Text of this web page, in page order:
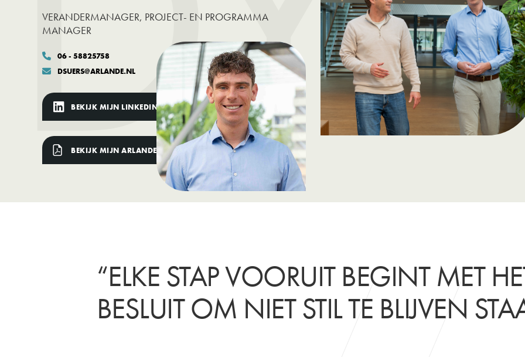
VERANDERMANAGER, PROJECT- EN PROGRAMMA
MANAGER
 06 - 58825758
 DSUERS@ARLANDE.NL
BEKIJK MIJN LINKEDIN PROFIEL
BEKIJK MIJN ARLANDE CV
“ELKE STAP VOORUIT BEGINT MET
BESLUIT OM NIET STIL TE BLIJVEN